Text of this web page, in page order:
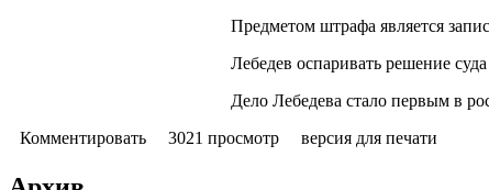
Предметом штрафа является
Лебедев оспаривать решение
Дело Лебедева стало первым в
Комментировать
3021 просмотр версия для печати